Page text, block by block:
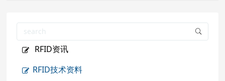
RFID资讯
RFID技术资料